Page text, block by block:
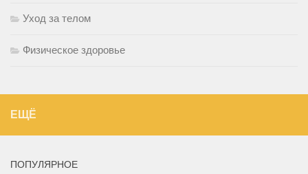
Уход за телом
Физическое здоровье
ЕЩЁ
ПОПУЛЯРНОЕ